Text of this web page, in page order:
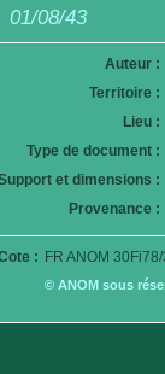
01/08/43
Auteur :
Territoire :
Lieu :
Type de document :
et dimensions :
Provenance :
: FR ANOM
© ANOM sous